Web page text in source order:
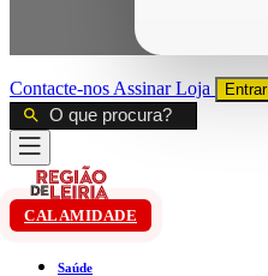
Contacte-nos AssinarLoja Entrar
CALAMIDADE
Saúde